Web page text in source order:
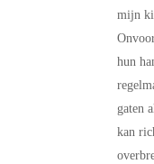
mijn
hun
gaten
kan